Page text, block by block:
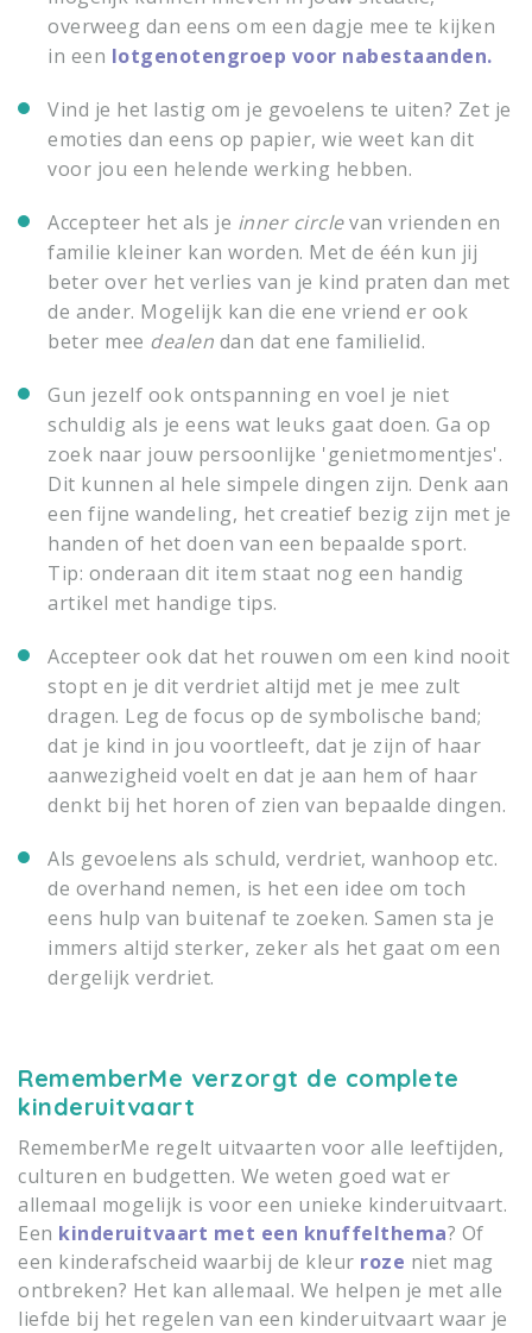
overweeg dan eens om een dagje mee te kijken
in een lotgenotengroep voor nabestaanden.
Vind je het lastig om je gevoelens te uiten? Zet je
emoties dan eens op papier, wie weet kan dit
voor jou een helende werking hebben.
Accepteer het als je inner circlevan vrienden en
familie kleiner kan worden. Met de één kun jij
beter over het verlies van je kind praten dan met
de ander. Mogelijk kan die ene vriend er ook
beter mee dealen dan dat ene familielid.
Gun jezelf ook ontspanning en voel je niet
schuldig als je eens wat leuks gaat doen. Ga op
zoek naar jouw persoonlijke 'genietmomentjes'.
Dit kunnen al hele simpele dingen zijn. Denk aan
een fijne wandeling, het creatief bezig zijn met je
handen of het doen van een bepaalde sport.
Tip: onderaan dit item staat nog een handig
artikel met handige tips.
Accepteer ook dat het rouwen om een kind nooit
stopt en je dit verdriet altijd met je mee zult
dragen. Leg de focus op de symbolische band;
dat je kind in jou voortleeft, dat je zijn of haar
aanwezigheid voelt en dat je aan hem of haar
denkt bij het horen of zien van bepaalde dingen.
Als gevoelens als schuld, verdriet, wanhoop etc.
de overhand nemen, is het een idee om toch
eens hulp van buitenaf te zoeken. Samen sta je
immers altijd sterker, zeker als het gaat om een
dergelijk verdriet.
RememberMe verzorgt de complete
kinderuitvaart
RememberMe regelt uitvaarten voor alle leeftijden,
culturen en budgetten. We weten goed wat er
allemaal mogelijk is voor een unieke kinderuitvaart.
Een kinderuitvaart met een knuffelthema? Of
een kinderafscheid waarbij de kleur roze niet mag
ontbreken? Het kan allemaal. We helpen je met alle
liefde bij het regelen van een kinderuitvaart waar je